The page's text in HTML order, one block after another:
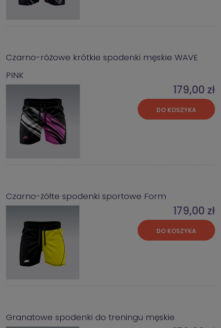
Czarno-różowe krótkie spodenki męskie WAVE
PINK
179,00 zł
DO KOSZYKA
Czarno-żółte spodenki sportowe Form
179,00 zł
DO KOSZYKA
Granatowe spodenki do treningu męskie